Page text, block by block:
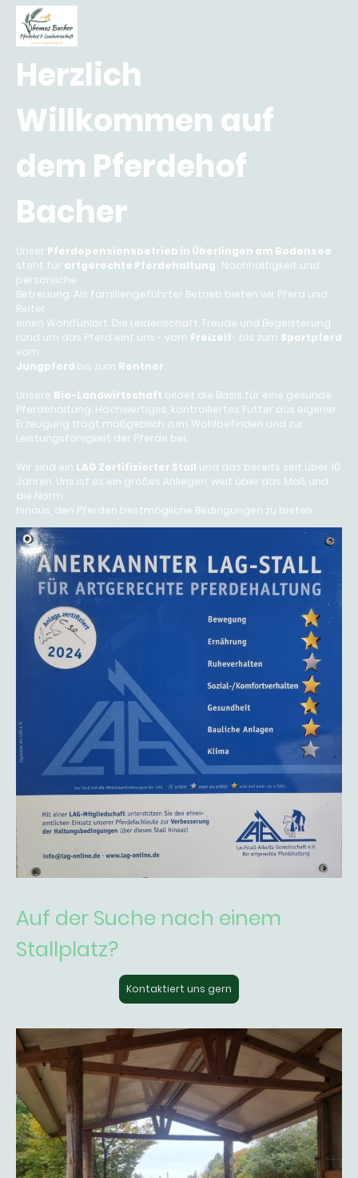
Herzlich
Willkommen auf
dem Pferdehof
Bacher
Unser Pferdepensionsbetrieb in Überlingen am Bodensee
steht für artgerechte Pferdehaltung , Nachhaltigkeit und
persönliche
Betreuung. Als familiengeführter Betrieb bieten wir Pferd und
Reiter
einen Wohlfühlort. Die Leidenschaft, Freude und Begeisterung
rund um das Pferd eint uns - vom Freizeit- bis zum Sportpferd
vom
Jungpferd bis zum Rentner.
Unsere Bio-Landwirtschaft bildet die Basis für eine gesunde
Pferdehaltung. Hochwertiges, kontrolliertes Futter aus eigener
Erzeugung trägt maßgeblich zum Wohlbefinden und zur
Leistungsfähigkeit der Pferde bei.
Wir sind ein LAG Zertifizierter Stall und das bereits seit über 10
Jahren. Uns ist es ein großes Anliegen, weit über das Maß und
die Norm
hinaus, den Pferden bestmögliche Bedingungen zu bieten.
Auf der Suche nach einem
Stallplatz?
Kontaktiert uns gern